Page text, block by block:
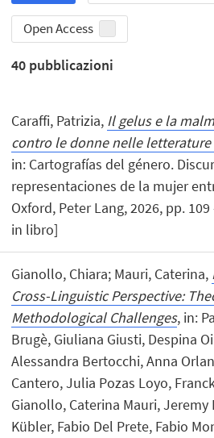
Open Access
40 pubblicazioni
Caraffi, Patrizia, Il gelus e la
contro le donne nelle
in: Cartografías del género.
representaciones de la mujer
Oxford, Peter Lang, 2026, pp.
in libro]
Gianollo, Chiara; Mauri, Caterina,
Cross-Linguistic Perspective:
Methodological Challenges, in:
Brugè, Giuliana Giusti, Despina
Alessandra Bertocchi, Anna
Cantero, Julia Pozas Loyo,
Gianollo, Caterina Mauri, Jeremy
Kübler, Fabio Del Prete, Fabio